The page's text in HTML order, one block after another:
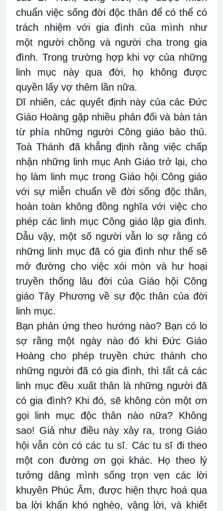
chuẩn việc sống đời độc thân để có thể có
trách nhiệm với gia đình của mình như
một người chồng và người cha trong gia
đình. Trong trường hợp khi vợ của những
linh mục này qua đời, họ không được
quyền lấy vợ thêm lần nữa.
Dĩ nhiên, các quyết định này của các Đức
Giáo Hoàng gặp nhiều phản đối và bàn tán
từ phía những người Công giáo bảo thủ.
Toà Thánh đã khẳng định rằng việc chấp
nhận những linh mục Anh Giáo trở lại, cho
họ làm linh mục trong Giáo hội Công giáo
với sự miễn chuẩn về đời sống độc thân,
hoàn toàn không đồng nghĩa với việc cho
phép các linh mục Công giáo lập gia đình.
Dẫu vậy, một số người vẫn lo sợ rằng có
những linh mục đã có gia đình như thế sẽ
mở đường cho việc xói mòn và hư hoại
truyền thống lâu đời của Giáo hội Công
giáo Tây Phương về sự độc thân của đời
linh mục.
Bạn phản ứng theo hướng nào? Bạn có lo
sợ rằng một ngày nào đó khi Đức Giáo
Hoàng cho phép truyền chức thánh cho
những người đã có gia đình, thì tất cả các
linh mục đều xuất thân là những người đã
có gia đình? Khi đó, sẽ không còn một ơn
gọi linh mục độc thân nào nữa? Không
sao! Giả như điều này xảy ra, trong Giáo
hội vẫn còn có các tu sĩ. Các tu sĩ đi theo
một con đường ơn gọi khác. Họ theo lý
tưởng dâng mình sống trọn vẹn các lời
khuyên Phúc Âm, được hiện thực hoá qua
ba lời khấn khó nghèo, vâng lời, và khiết